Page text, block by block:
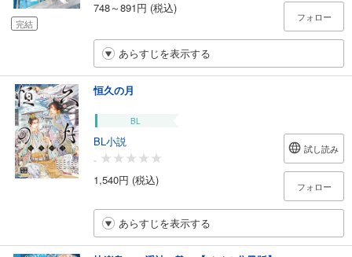
完結
748～891円 (税込)
フォロー
あらすじを表示する
恒久の月
BL
BL小説
-
1,540円 (税込)
試し読み
フォロー
あらすじを表示する